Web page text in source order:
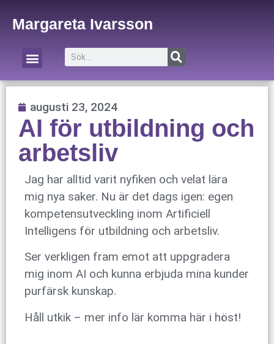
Margareta Ivarsson
augusti 23, 2024
AI för utbildning och
arbetsliv
Jag har alltid varit nyfiken och velat lära
mig nya saker. Nu är det dags igen: egen
kompetensutveckling inom Artificiell
Intelligens för utbildning och arbetsliv.
Ser verkligen fram emot att uppgradera
mig inom AI och kunna erbjuda mina kunder
purfärsk kunskap.
Håll utkik – mer info lär komma här i höst!